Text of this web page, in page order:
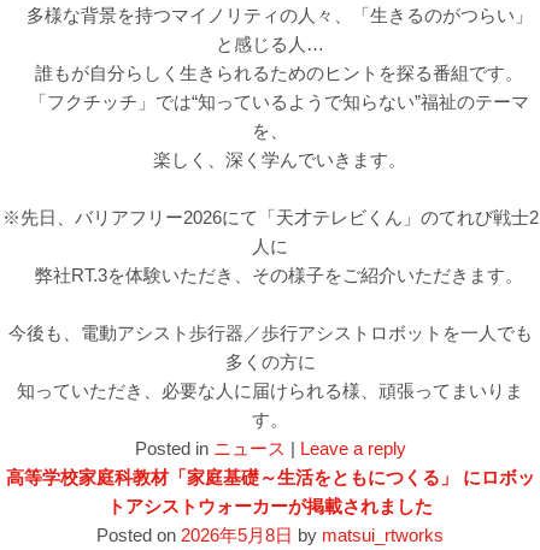
多様な背景を持つマイノリティの人々、「生きるのがつらい」
と感じる人…
誰もが自分らしく生きられるためのヒントを探る番組です。
「フクチッチ」では“知っているようで知らない”福祉のテーマ
を、
楽しく、深く学んでいきます。
※先日、バリアフリー2026にて「天才テレビくん」のてれび戦士2
人に
弊社RT.3を体験いただき、その様子をご紹介いただきます。
今後も、電動アシスト歩行器／歩行アシストロボットを一人でも
多くの方に
知っていただき、必要な人に届けられる様、頑張ってまいりま
す。
Posted in ニュース | Leave a reply
高等学校家庭科教材「家庭基礎～生活をともにつくる」 にロボッ
トアシストウォーカーが掲載されました
Posted on 2026年5月8日 by matsui_rtworks